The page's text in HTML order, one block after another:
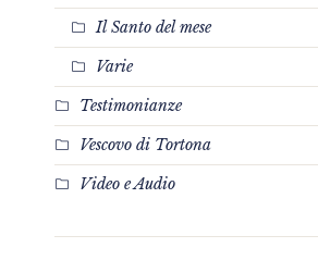
Il Santo del mese
Varie
Testimonianze
Vescovo di Tortona
Video e Audio